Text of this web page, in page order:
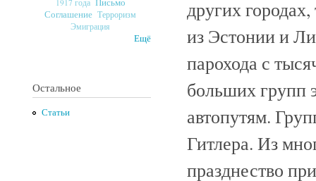
1917 года
Соглашение Терроризм
Эмиграция
Ещё
Остальное
Статьи
других
из Эстонии и
парохода с
больших групп
автопутям.
Гитлера. Из
празднество